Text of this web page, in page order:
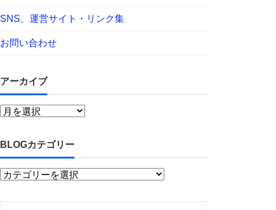
SNS、運営サイト・リンク集
お問い合わせ
アーカイブ
BLOGカテゴリー